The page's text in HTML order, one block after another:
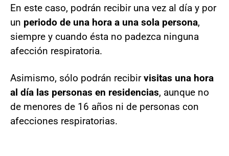
En este caso, podrán recibir una vez al día y por
un periodo de una hora a una sola persona,
siempre y cuando ésta no padezca ninguna
afección respiratoria.
Asimismo, sólo podrán recibirvisitas una hora
al día las personas en residencias, aunque no
de menores de 16 años ni de personas con
afecciones respiratorias.